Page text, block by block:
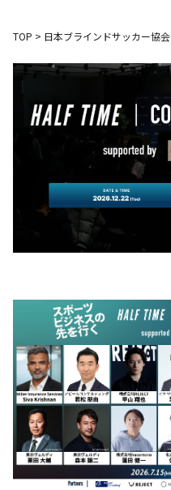
TOP > 日本ブラインドサッカー協会